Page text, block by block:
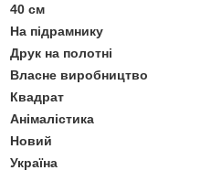
40 см
На підрамнику
Друк на полотні
Власне виробництво
Квадрат
Анімалістика
Новий
Україна